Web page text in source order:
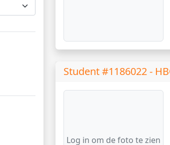
Student #1186022 -
Log in om de foto te zien